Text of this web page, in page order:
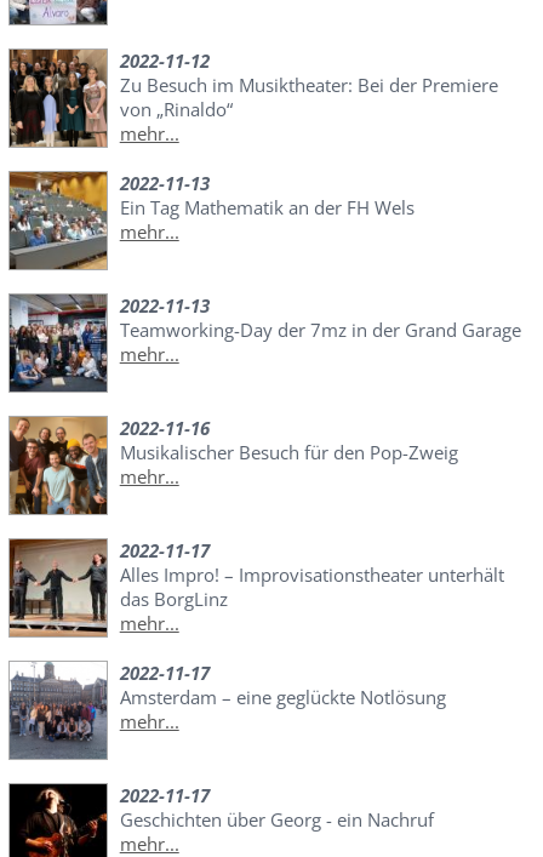
2022-11-12
Zu Besuch im Musiktheater: Bei der Premiere
von „Rinaldo“
mehr...
2022-11-13
Ein Tag Mathematik an der FH Wels
mehr...
2022-11-13
Teamworking-Day der 7mz in der Grand Garage
mehr...
2022-11-16
Musikalischer Besuch für den Pop-Zweig
mehr...
2022-11-17
Alles Impro! – Improvisationstheater unterhält
das BorgLinz
mehr...
2022-11-17
Amsterdam – eine geglückte Notlösung
mehr...
2022-11-17
Geschichten über Georg - ein Nachruf
mehr...